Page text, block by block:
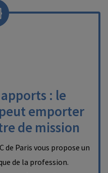
: le
emporter
de mission
de Paris vous propose un
de la profession.